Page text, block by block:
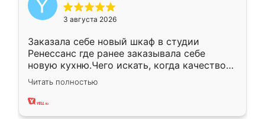
3 августа 2026
Заказала себе новый шкаф в студии
Ренессанс где ранее заказывала себе
новую кухню.Чего искать, когда качеством
вполне довольна. Служит кухня уже почти
два года, нареканий нет.
Читать полностью